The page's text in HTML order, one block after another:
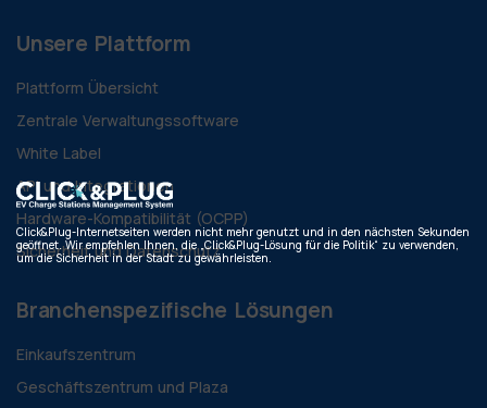
Unsere Plattform
Plattform Übersicht
Zentrale Verwaltungssoftware
White Label
API und Integrationen
Hardware-Kompatibilität (OCPP)
Sicherheit und Datenschutz
Branchenspezifische Lösungen
Einkaufszentrum
Geschäftszentrum und Plaza
Click&Plug-Internetseiten werden nicht mehr genutzt und in den nächsten Sekunden
geöffnet. Wir empfehlen Ihnen, die „Click&Plug-Lösung für die Politik“ zu verwenden,
um die Sicherheit in der Stadt zu gewährleisten.